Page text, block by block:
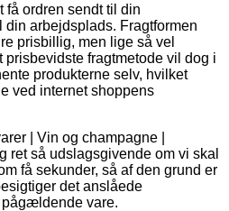
ordren sendt til din
din arbejdsplads. Fragtformen
prisbillig, men lige så vel
fragtmetode vil dog i
produkterne selv, hvilket
ved internet shoppens
| Vin og champagne |
ret så udslagsgivende om vi skal
få sekunder, så af den grund er
det anslåede
pågældende vare.